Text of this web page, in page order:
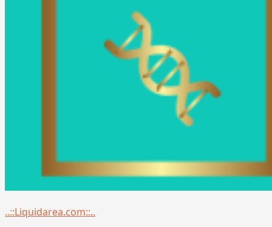
Menu
..::Liquidarea.com::..